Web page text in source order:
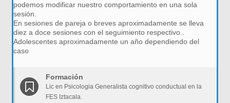
podemos modificar nuestro comportamiento en una sola
sesión.
En sesiones de pareja o breves aproximadamente se lleva
diez a doce sesiones con el seguimiento respectivo..
Adolescentes aproximadamente un año dependiendo del
caso
Formación
Lic en Psicologia Generalista cognitivo conductual en la
FES Iztacala.